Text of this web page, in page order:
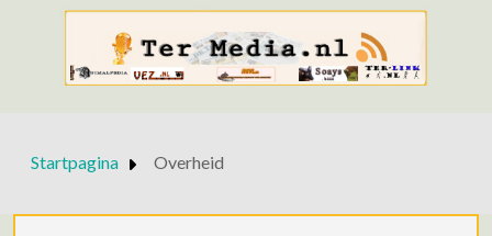
Startpagina Overheid